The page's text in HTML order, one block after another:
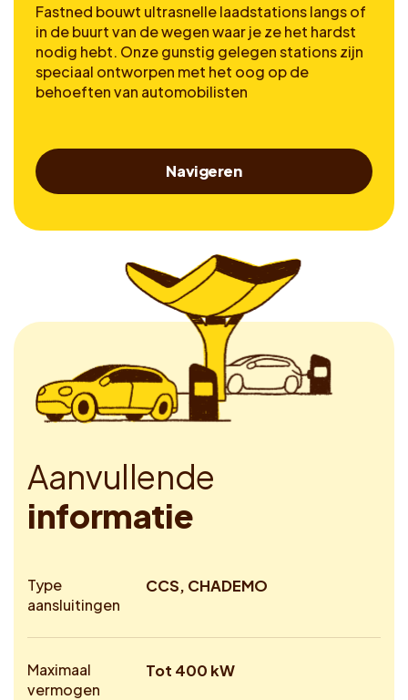
Fastned bouwt ultrasnelle laadstations langs of
in de buurt van de wegen waar je ze het hardst
nodig hebt. Onze gunstig gelegen stations zijn
speciaal ontworpen met het oog op de
behoeften van automobilisten
Navigeren
Aanvullende
informatie
Type
aansluitingen
CCS, CHADEMO
Maximaal
vermogen
Tot 400 kW